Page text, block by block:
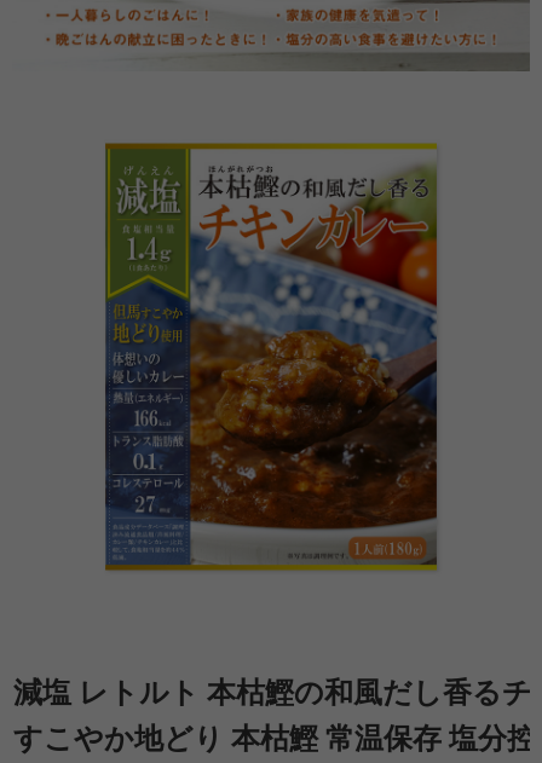
減塩 レトルト 本枯鰹の和風だし香る
すこやか地どり 本枯鰹 常温保存 塩分